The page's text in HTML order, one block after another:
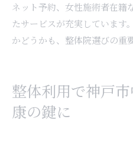
ネット予約、女性施術者在籍
たサービスが充実しています
かどうかも、整体院選びの重
整体利用で神戸
康の鍵に